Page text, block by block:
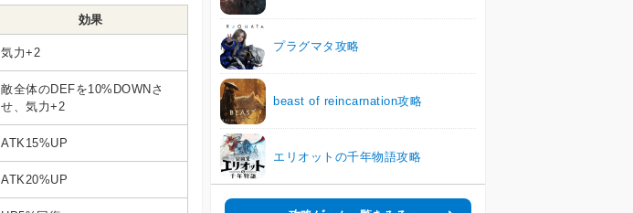
効果
気力+2
敵全体のDEFを10%DOWNさ
せ、気力+2
ATK15%UP
ATK20%UP
プラグマタ攻略
beast of reincarnation攻略
エリオットの千年物語攻略